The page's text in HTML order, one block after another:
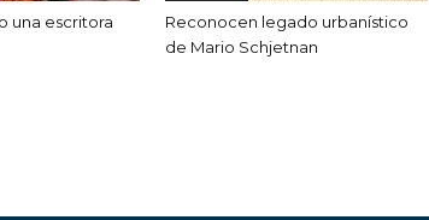
una escritora
Reconocen legado urbanístico
de Mario Schjetnan